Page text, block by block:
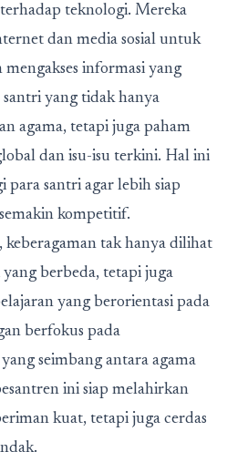
teknologi. Mereka
dan media sosial untuk
informasi yang
yang tidak hanya
agama, tetapi juga paham
dan isu-isu terkini. Hal ini
para santri agar lebih siap
kompetitif.
keberagaman tak hanya dilihat
berbeda, tetapi juga
yang berorientasi pada
berfokus pada
seimbang antara agama
ini siap melahirkan
kuat, tetapi juga cerdas